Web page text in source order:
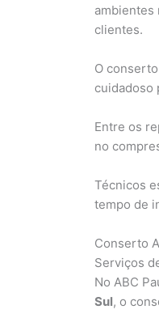
ambientes
clientes.
O
cuidadoso
Entre os
no
Técnicos
tempo de
Conserto
Serviços
No ABC
Sul, o